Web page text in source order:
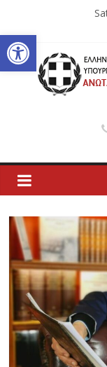
Open toolbar
content
Ανώτατη
Εκκλησιαστική
Ακαδημία
Αθηνών